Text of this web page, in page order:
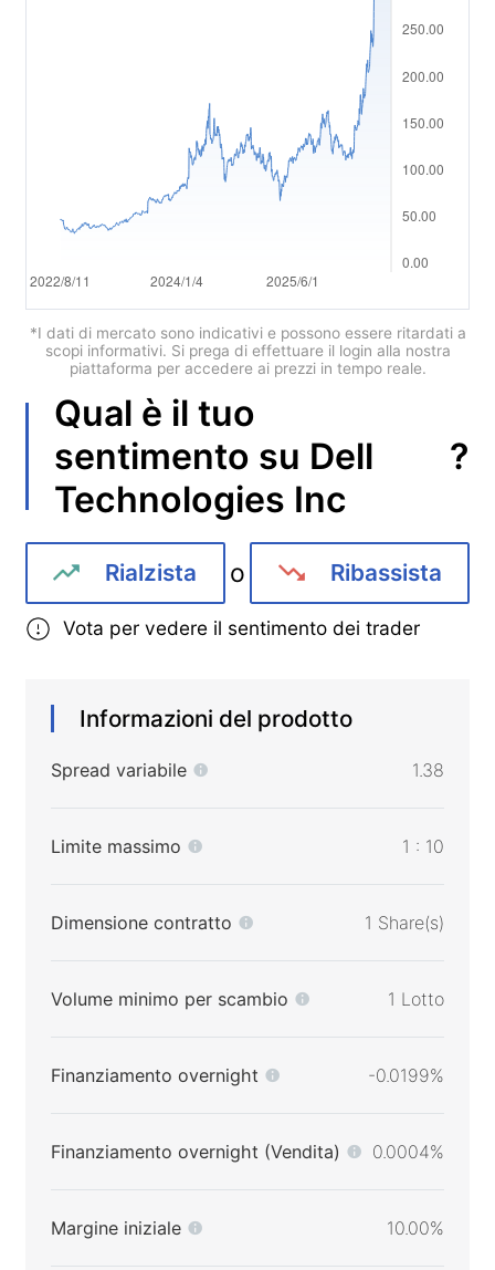
Tiếng việt
Bahasa Indonesia
Bahasa Melayu
*I dati di mercato sono indicativi e possono essere ritardati a
scopi informativi. Si prega di effettuare il login alla nostra
piattaforma per accedere ai prezzi in tempo reale.
Qual è il tuo
sentimento su Dell
Technologies Inc
?
Rialzista o Ribassista
Vota per vedere il sentimento dei trader
Informazioni del prodotto
Spread variabile 1.38
Limite massimo 1 : 10
Dimensione contratto 1 Share(s)
Volume minimo per scambio 1 Lotto
Finanziamento overnight -0.0199%
Finanziamento overnight (Vendita) 0.0004%
Margine iniziale 10.00%